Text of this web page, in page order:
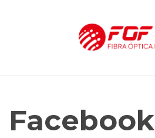
Facebook